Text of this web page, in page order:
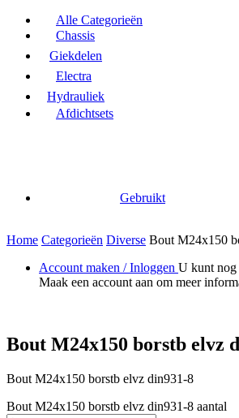
Alle Categorieën
Chassis
Giekdelen
Electra
Hydrauliek
Afdichtsets
Gebruikt
Home Categorieën Diverse Bout M24x150
Account maken / Inloggen U kunt nog
Maak een account aan om meer
Bout M24x150 borstb elvz
Bout M24x150 borstb elvz din931-8
Bout M24x150 borstb elvz din931-8 aantal